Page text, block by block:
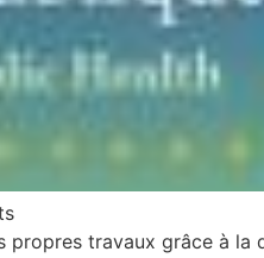
propres travaux grâce à